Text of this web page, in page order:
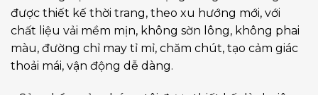
được thiết kế thời trang, theo xu hướng mới, với
chất liệu vải mềm mịn, không sờn lông, không phai
màu, đường chỉ may tỉ mỉ, chăm chút, tạo cảm giác
thoải mái, vận động dễ dàng.